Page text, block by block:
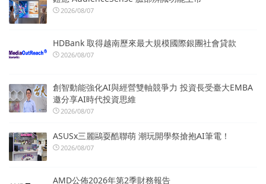
2026/08/07
HDBank 取得越南歷來最大規模國際銀團社會貸款
2026/08/07
創智動能強化AI與經營雙軸競爭力 投資長受臺大EMBA
邀分享AI時代投資思維
2026/08/07
ASUSx三麗鷗耍酷聯萌 潮玩開學祭搶抱AI筆電！
2026/08/07
AMD公佈2026年第2季財務報告